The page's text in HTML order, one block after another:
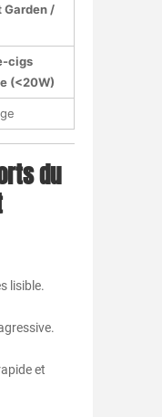
Garden /
cigs
(<20W)
du
lisible.
et